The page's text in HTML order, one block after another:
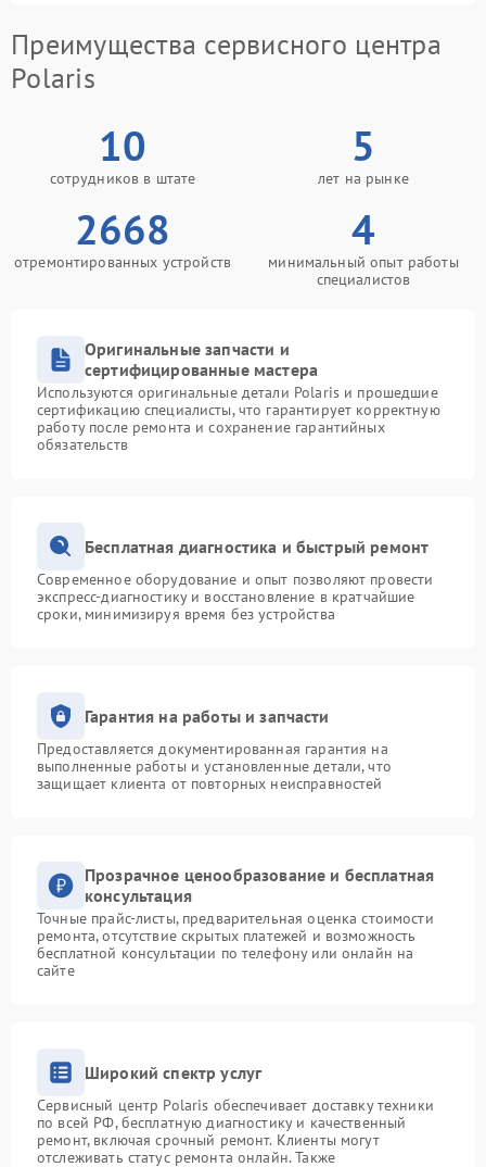
Преимущества сервисного центра
Polaris
10
сотрудников в штате
5
лет на рынке
2668
отремонтированных устройств
4
минимальный опыт работы
специалистов
Оригинальные запчасти и
сертифицированные мастера
Используются оригинальные детали Polaris и прошедшие
сертификацию специалисты, что гарантирует корректную
работу после ремонта и сохранение гарантийных
обязательств
Бесплатная диагностика и быстрый ремонт
Современное оборудование и опыт позволяют провести
экспресс-диагностику и восстановление в кратчайшие
сроки, минимизируя время без устройства
Гарантия на работы и запчасти
Предоставляется документированная гарантия на
выполненные работы и установленные детали, что
защищает клиента от повторных неисправностей
Прозрачное ценообразование и бесплатная
консультация
Точные прайс-листы, предварительная оценка стоимости
ремонта, отсутствие скрытых платежей и возможность
бесплатной консультации по телефону или онлайн на
сайте
Широкий спектр услуг
Сервисный центр Polaris обеспечивает доставку техники
по всей РФ, бесплатную диагностику и качественный
ремонт, включая срочный ремонт. Клиенты могут
отслеживать статус ремонта онлайн. Также